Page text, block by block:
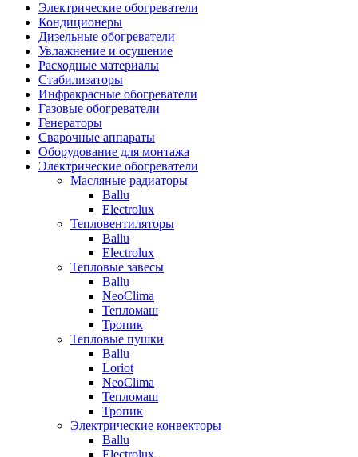
Электрические обогреватели
Кондиционеры
Дизельные обогреватели
Увлажнение и осушение
Расходные материалы
Стабилизаторы
Инфракрасные обогреватели
Газовые обогреватели
Генераторы
Сварочные аппараты
Оборудование для монтажа
Электрические обогреватели
Масляные радиаторы
Ballu
Electrolux
Тепловентиляторы
Ballu
Electrolux
Тепловые завесы
Ballu
NeoClima
Тепломаш
Тропик
Тепловые пушки
Ballu
Loriot
NeoClima
Тепломаш
Тропик
Электрические конвекторы
Ballu
Electrolux